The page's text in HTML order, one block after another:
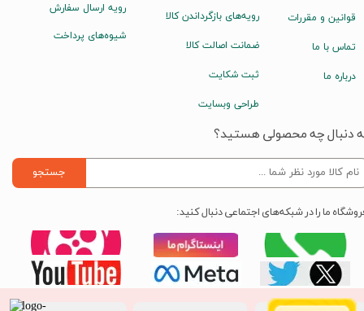
رویه ارسال سفارش
شیوه‌های پرداخت
رویه‌های بازگرداندن کالا
ضمانت اصالت کالا
ثبت شکایت
طراحی وبسایت
قوانین و مقررات
تماس با ما
درباره ما
دنبال چه محصولی هستید؟
جستجو
ما را در شبکه‌های اجتماعی دنبال کنید: